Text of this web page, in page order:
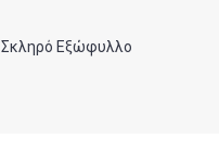
Σκληρό Εξώφυλλο